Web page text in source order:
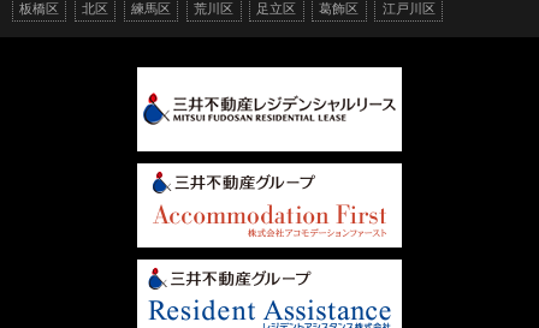
板橋区 北区 練馬区 荒川区 足立区 葛飾区 江戸川区